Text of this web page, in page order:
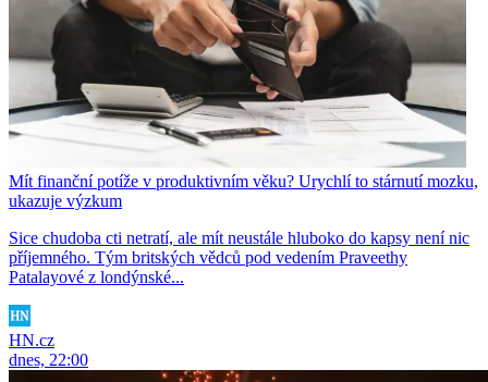
Mít finanční potíže v produktivním věku? Urychlí to stárnutí mozku,
ukazuje výzkum
Sice chudoba cti netratí, ale mít neustále hluboko do kapsy není nic
příjemného. Tým britských vědců pod vedením Praveethy
Patalayové z londýnské...
HN.cz
dnes, 22:00